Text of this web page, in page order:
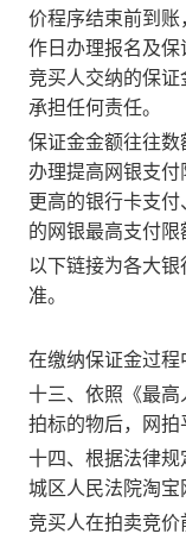
价程序结束前到
作日办理报名及
竞买人交纳的保
承担任何责任。
保证金金额往往
办理提高网银支
更高的银行卡支
的网银最高支付限
以下链接为各大
准。
在缴纳保证金过
十三、 依照《最高
拍标的物后，网
十四、 根据法律规
城区人民法院淘宝
竞买人在拍卖竞